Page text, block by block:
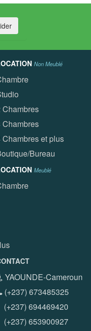
Non Meublé
Chambres
Chambres
Chambres et plus
Bureau
Meublé
YAOUNDE-Cameroun
(+237) 673485325
(+237) 694469420
(+237) 653900927